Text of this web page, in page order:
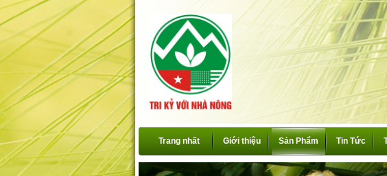
Trang nhất Giới thiệu Sản Phẩm Tin Tức